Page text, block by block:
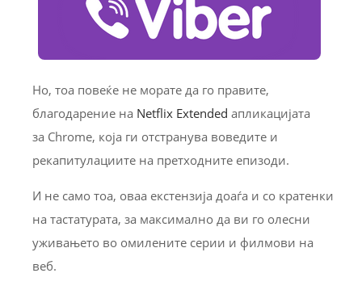
Но, тоа повеќе не морате да го правите,
благодарение на Netflix Extended апликацијата
за Chrome, која ги отстранува воведите и
рекапитулациите на претходните епизоди.
И не само тоа, оваа екстензија доаѓа и со кратенки
на тастатурата, за максимално да ви го олесни
уживањето во омилените серии и филмови на
веб.